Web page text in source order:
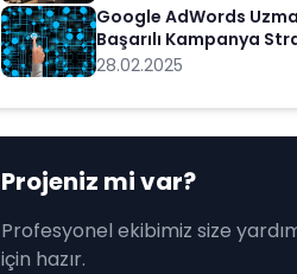
Google AdWords
Başarılı Kampanya
28.02.2025
Projeniz mi var?
Profesyonel ekibimiz size
için hazır.